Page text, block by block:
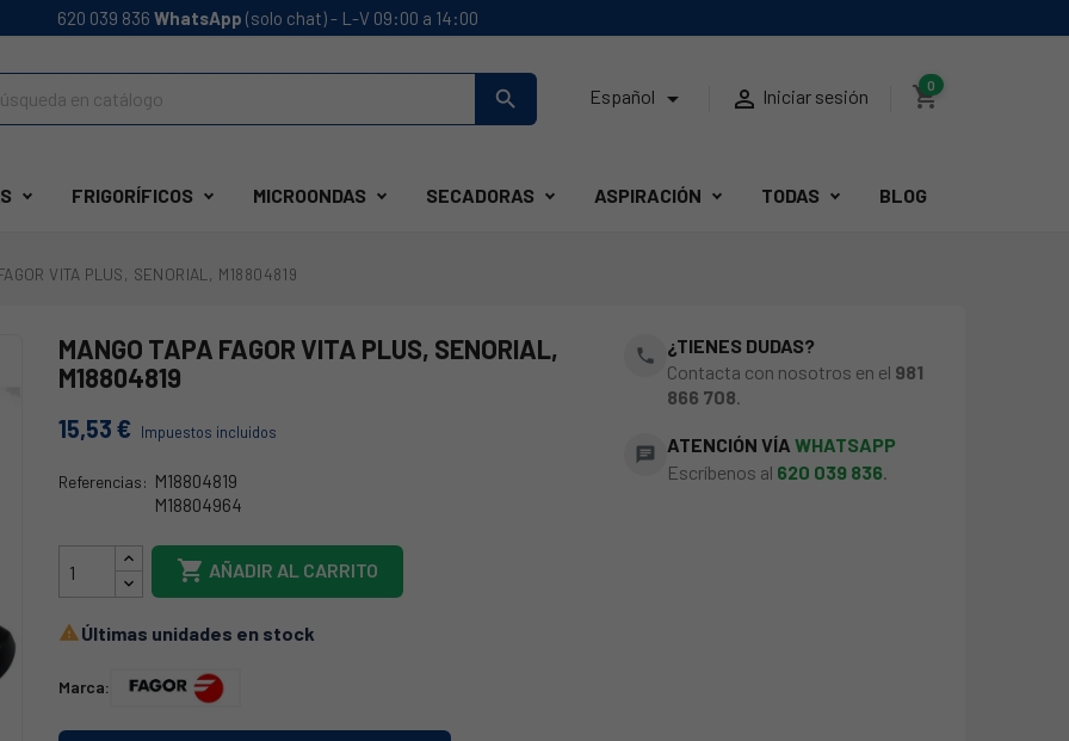
620 039 836 WhatsApp (solo chat) - L-V 09:00 a 14:00
search Español   Iniciar sesión shopping_cart
0
FRIGORÍFICOS MICROONDAS SECADORAS ASPIRACIÓN TODAS BLOG
VITA PLUS, SENORIAL, M18804819
MANGO TAPA FAGOR VITA PLUS, SENORIAL,
M18804819
15,53 € Impuestos incluidos
Referencias: M18804819
M18804964
 AÑADIR AL CARRITO
 Últimas unidades en stock
Marca:
phone
¿TIENES DUDAS?
Contacta con nosotros en el 981
866 708.
chat ATENCIÓN VÍAWHATSAPP
Escríbenos al 620 039 836